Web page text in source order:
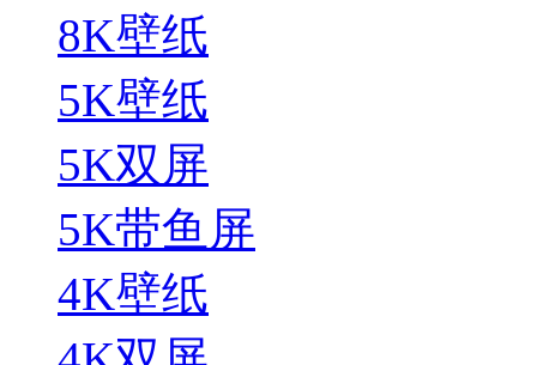
8K壁纸
5K壁纸
5K双屏
5K带鱼屏
4K壁纸